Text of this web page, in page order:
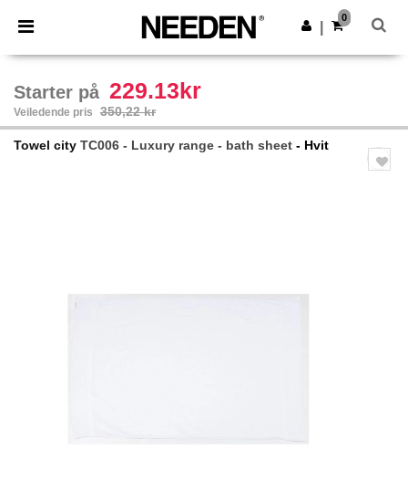
× Needen-app
Bedre priser i appen!
Last ned app
0
Starter på 229.13kr
Veiledende pris 350,22 kr
Towel city TC006 - Luxury range - bath sheet - Hvit